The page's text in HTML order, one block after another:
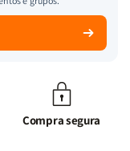
Compra segura